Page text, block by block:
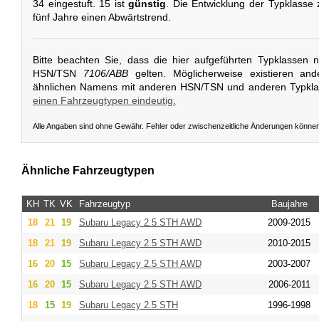
34 eingestuft. 15 istgünstig. Die Entwicklung der
fünf Jahre einen Abwärtstrend.
Bitte beachten Sie, dass die hier aufgeführten Typklassen
HSN/TSN 7106/ABBgelten. Möglicherweise existieren
ähnlichen Namens mit anderen HSN/TSN und anderen
einen Fahrzeugtypen eindeutig.
Alle Angaben sind ohne Gewähr. Fehler oder zwischenzeitliche Änderungen
Ähnliche Fahrzeugtypen
KH TK VK Fahrzeugtyp
Baujahre
18
21 19 Subaru Legacy 2.5 STH AWD
2009-2015
18
21 19 Subaru Legacy 2.5 STH AWD
2010-2015
16
20 15 Subaru Legacy 2.5 STH AWD
2003-2007
16
20 15 Subaru Legacy 2.5 STH AWD
2006-2011
18
15 19 Subaru Legacy 2.5 STH
1996-1998